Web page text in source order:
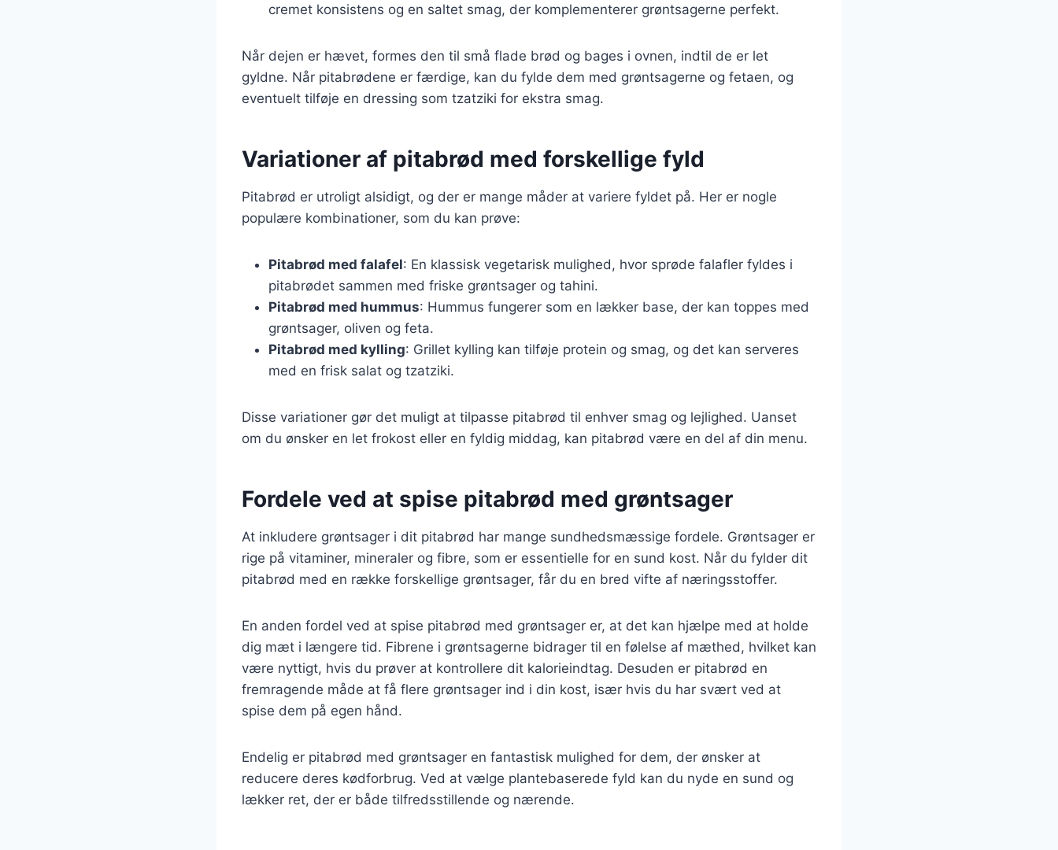
cremet konsistens og en saltet smag, der komplementerer grøntsagerne perfekt.
Når dejen er hævet, formes den til små flade brød og bages i ovnen, indtil de er let
gyldne. Når pitabrødene er færdige, kan du fylde dem med grøntsagerne og fetaen, og
eventuelt tilføje en dressing som tzatziki for ekstra smag.
Variationer af pitabrød med forskellige fyld
Pitabrød er utroligt alsidigt, og der er mange måder at variere fyldet på. Her er nogle
populære kombinationer, som du kan prøve:
Pitabrød med falafel: En klassisk vegetarisk mulighed, hvor sprøde falafler fyldes i
pitabrødet sammen med friske grøntsager og tahini.
Pitabrød med hummus: Hummus fungerer som en lækker base, der kan toppes med
grøntsager, oliven og feta.
Pitabrød med kylling: Grillet kylling kan tilføje protein og smag, og det kan serveres
med en frisk salat og tzatziki.
Disse variationer gør det muligt at tilpasse pitabrød til enhver smag og lejlighed. Uanset
om du ønsker en let frokost eller en fyldig middag, kan pitabrød være en del af din menu.
Fordele ved at spise pitabrød med grøntsager
At inkludere grøntsager i dit pitabrød har mange sundhedsmæssige fordele. Grøntsager er
rige på vitaminer, mineraler og fibre, som er essentielle for en sund kost. Når du fylder dit
pitabrød med en række forskellige grøntsager, får du en bred vifte af næringsstoffer.
En anden fordel ved at spise pitabrød med grøntsager er, at det kan hjælpe med at holde
dig mæt i længere tid. Fibrene i grøntsagerne bidrager til en følelse af mæthed, hvilket kan
være nyttigt, hvis du prøver at kontrollere dit kalorieindtag. Desuden er pitabrød en
fremragende måde at få flere grøntsager ind i din kost, især hvis du har svært ved at
spise dem på egen hånd.
Endelig er pitabrød med grøntsager en fantastisk mulighed for dem, der ønsker at
reducere deres kødforbrug. Ved at vælge plantebaserede fyld kan du nyde en sund og
lækker ret, der er både tilfredsstillende og nærende.